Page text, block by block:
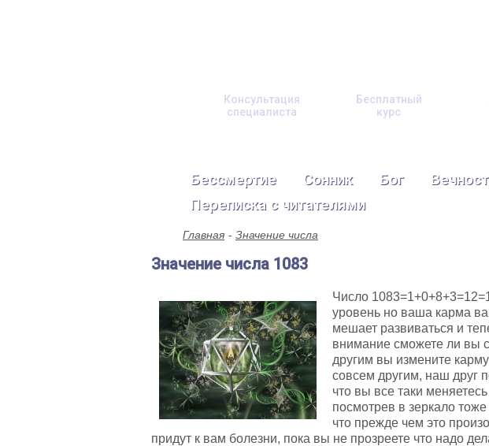
Консультация
специалиста
Бесплатный
курс
Бессмертие Сонник Бог
Переписка с читателями
Главная Значение числа
Значение числа 1083
Число
уровень но ваша карма
мешает развиваться и
внимание сможете ли вы
другим вы измените
совсем другим, наш друг
что вы все таки
посмотрев в зеркало
что прежде чем это
придут к вам болезни, пока вы не прозреете что надо